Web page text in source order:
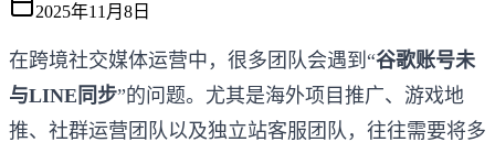
2025年11月8日
在跨境社交媒体运营中，很多团队会遇到“谷歌账号未
与LINE同步”的问题。尤其是海外项目推广、游戏地
推、社群运营团队以及独立站客服团队，往往需要将多